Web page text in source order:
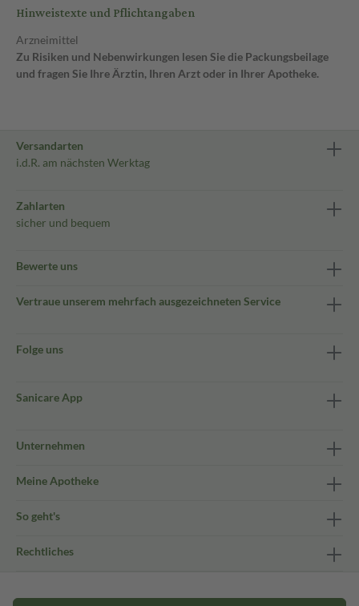
Hinweistexte und Pflichtangaben
Arzneimittel
Zu Risiken und Nebenwirkungen lesen Sie die Packungsbeilage
und fragen Sie Ihre Ärztin, Ihren Arzt oder in Ihrer Apotheke.
Versandarten
i.d.R. am nächsten Werktag
Zahlarten
sicher und bequem
Bewerte uns
Vertraue unserem mehrfach ausgezeichneten Service
Folge uns
Sanicare App
Unternehmen
Meine Apotheke
So geht's
Rechtliches